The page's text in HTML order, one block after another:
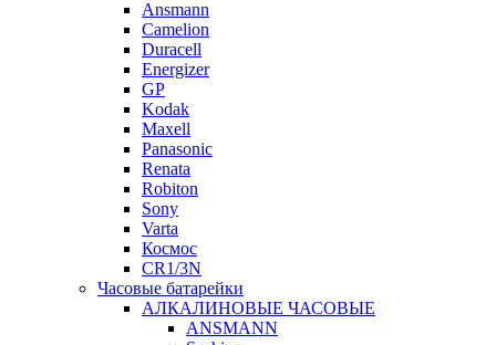
Ansmann
Camelion
Duracell
Energizer
GP
Kodak
Maxell
Panasonic
Renata
Robiton
Sony
Varta
Космос
CR1/3N
Часовые батарейки
АЛКАЛИНОВЫЕ ЧАСОВЫЕ
ANSMANN